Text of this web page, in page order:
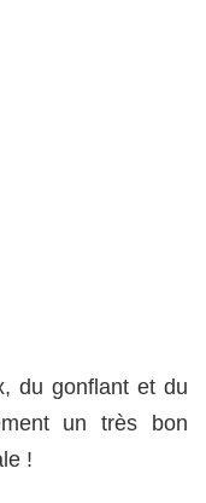
du gonflant et du
un très bon
!